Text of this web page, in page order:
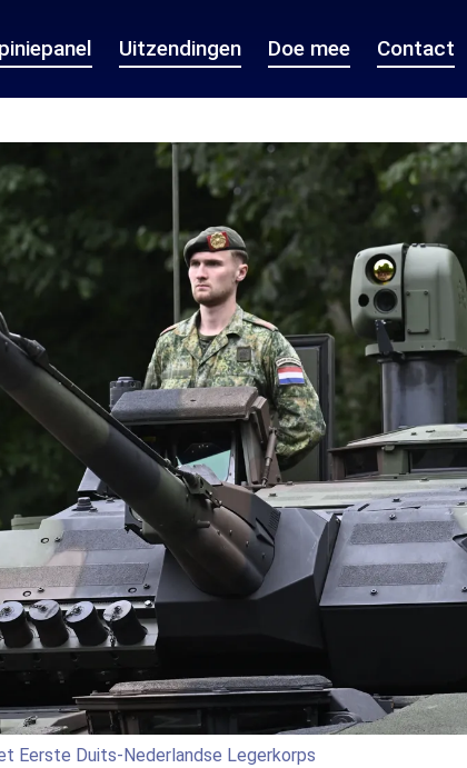
Uitzendingen Doe mee Contact
Eerste Duits-Nederlandse Legerkorps